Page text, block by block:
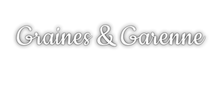
Graines & Garenne